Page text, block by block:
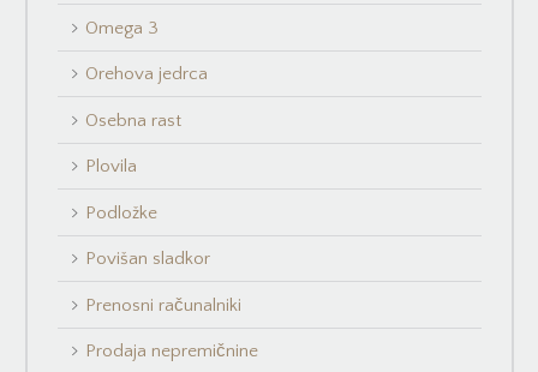
Omega 3
Orehova jedrca
Osebna rast
Plovila
Podložke
Povišan sladkor
Prenosni računalniki
Prodaja nepremičnine